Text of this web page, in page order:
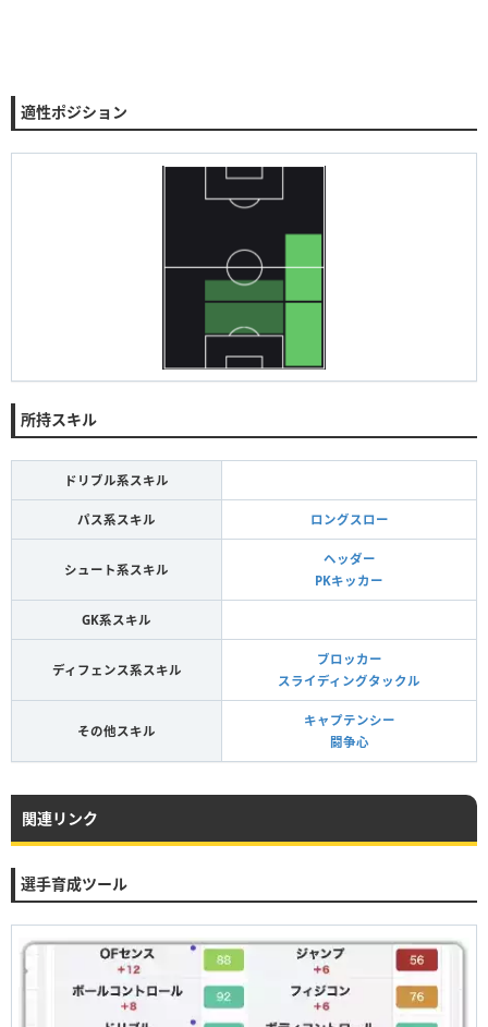
適性ポジション
所持スキル
ドリブル系スキル
パス系スキル ロングスロー
シュート系スキル
ヘッダー
PKキッカー
GK系スキル
ディフェンス系スキル
ブロッカー
スライディングタックル
その他スキル
キャプテンシー
闘争心
関連リンク
選手育成ツール